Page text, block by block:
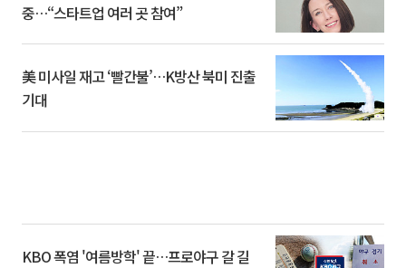
중…“스타트업 여러 곳 참여”
美 미사일 재고 ‘빨간불’…K방산 북미 진출
기대
KBO 폭염 '여름방학' 끝…프로야구 갈 길